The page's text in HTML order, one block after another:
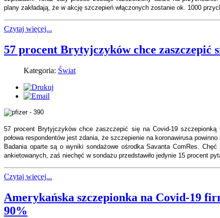
plany zakładają, że w akcję szczepień włączonych zostanie ok. 1000
Czytaj więcej...
57 procent Brytyjczyków chce zaszczepić
Kategoria: Świat
57 procent Brytyjczyków chce zaszczepić się na Covid-19
połowa respondentów jest zdania, że szczepienie na koronawirusa
Badania oparte są o wyniki sondażowe ośrodka Savanta ComRes.
ankietowanych, zaś niechęć w sondażu przedstawiło jedynie 15 procent
Czytaj więcej...
Amerykańska szczepionka na Covid-19
90%